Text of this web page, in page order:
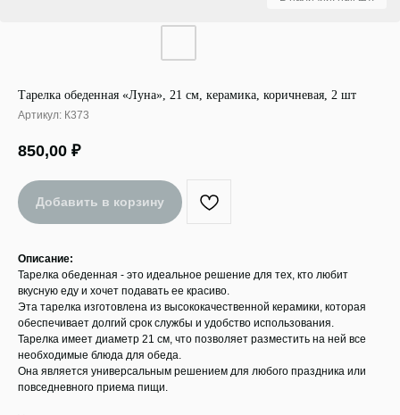
Тарелка обеденная «Луна», 21 см, керамика, коричневая, 2 шт
Артикул: К373
850,00 ₽
Добавить в корзину
Описание:
Тарелка обеденная - это идеальное решение для тех, кто любит
вкусную еду и хочет подавать ее красиво.
Эта тарелка изготовлена из высококачественной керамики, которая
обеспечивает долгий срок службы и удобство использования.
Тарелка имеет диаметр 21 см, что позволяет разместить на ней все
необходимые блюда для обеда.
Она является универсальным решением для любого праздника или
повседневного приема пищи.